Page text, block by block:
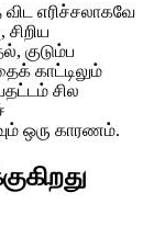
எரிச்சலாகவே
சிறிய
குடும்ப
காட்டிலும்
சில
ஒரு காரணம்.